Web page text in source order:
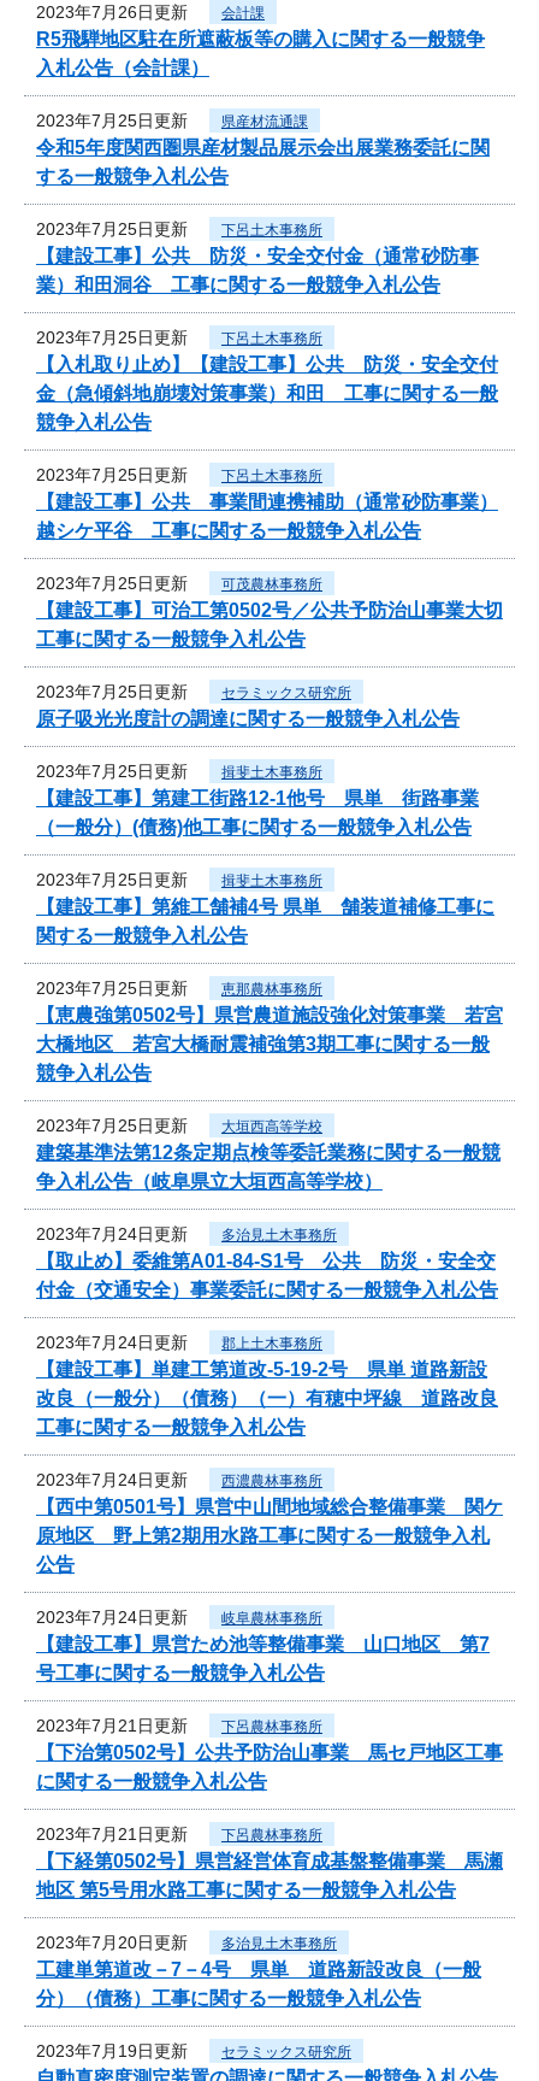
2023年7月26日更新 会計課
R5飛騨地区駐在所遮蔽板等の購入に関する一般競争
入札公告（会計課）
2023年7月25日更新 県産材流通課
令和5年度関西圏県産材製品展示会出展業務委託に関
する一般競争入札公告
2023年7月25日更新 下呂土木事務所
【建設工事】公共 防災・安全交付金（通常砂防事
業）和田洞谷 工事に関する一般競争入札公告
2023年7月25日更新 下呂土木事務所
【入札取り止め】【建設工事】公共 防災・安全交付
金（急傾斜地崩壊対策事業）和田 工事に関する一般
競争入札公告
2023年7月25日更新 下呂土木事務所
【建設工事】公共 事業間連携補助（通常砂防事業）
越シケ平谷 工事に関する一般競争入札公告
2023年7月25日更新 可茂農林事務所
【建設工事】可治工第0502号／公共予防治山事業大切
工事に関する一般競争入札公告
2023年7月25日更新 セラミックス研究所
原子吸光光度計の調達に関する一般競争入札公告
2023年7月25日更新 揖斐土木事務所
【建設工事】第建工街路12-1他号 県単 街路事業
（一般分）(債務)他工事に関する一般競争入札公告
2023年7月25日更新 揖斐土木事務所
【建設工事】第維工舗補4号 県単 舗装道補修工事に
関する一般競争入札公告
2023年7月25日更新 恵那農林事務所
【恵農強第0502号】県営農道施設強化対策事業 若宮
大橋地区 若宮大橋耐震補強第3期工事に関する一般
競争入札公告
2023年7月25日更新 大垣西高等学校
建築基準法第12条定期点検等委託業務に関する一般競
争入札公告（岐阜県立大垣西高等学校）
2023年7月24日更新 多治見土木事務所
【取止め】委維第A01-84-S1号 公共 防災・安全交
付金（交通安全）事業委託に関する一般競争入札公告
2023年7月24日更新 郡上土木事務所
【建設工事】単建工第道改-5-19-2号 県単 道路新設
改良（一般分）（債務）（一）有穂中坪線 道路改良
工事に関する一般競争入札公告
2023年7月24日更新 西濃農林事務所
【西中第0501号】県営中山間地域総合整備事業 関ケ
原地区 野上第2期用水路工事に関する一般競争入札
公告
2023年7月24日更新 岐阜農林事務所
【建設工事】県営ため池等整備事業 山口地区 第7
号工事に関する一般競争入札公告
2023年7月21日更新 下呂農林事務所
【下治第0502号】公共予防治山事業 馬セ戸地区工事
に関する一般競争入札公告
2023年7月21日更新 下呂農林事務所
【下経第0502号】県営経営体育成基盤整備事業 馬瀬
地区 第5号用水路工事に関する一般競争入札公告
2023年7月20日更新 多治見土木事務所
工建単第道改－7－4号 県単 道路新設改良（一般
分）（債務）工事に関する一般競争入札公告
2023年7月19日更新 セラミックス研究所